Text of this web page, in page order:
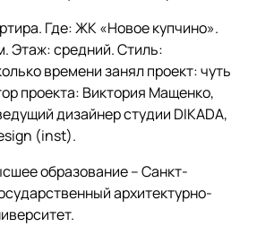
Где: ЖК «Новое купчино».
Этаж: средний. Стиль:
времени занял проект: чуть
проекта: Виктория Мащенко,
дизайнер студии DIKADA,
(inst).
образование – Санкт-
архитектурно-